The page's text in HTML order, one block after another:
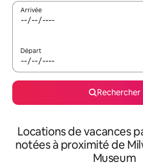
Arrivée
Départ
Rechercher
Locations de vacances
notées à proximité de
Museum